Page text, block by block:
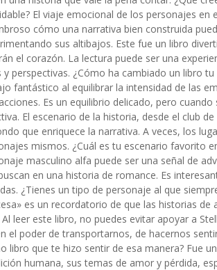
El viaje emocional de los personajes
cómo una narrativa bien construida
sus altibajos. Este fue un libro
el corazón. La lectura puede ser una
y perspectivas. ¿Cómo ha cambiado un libro
fantástico al equilibrar la intensidad de las
Es un equilibrio delicado, pero
El escenario de la historia, desde el club
que enriquece la narrativa. A veces, los
mismos. ¿Cuál es tu escenario favorito
masculino alfa puede ser una señal de
en una historia de romance. Es
¿Tienes un tipo de personaje al que
es un recordatorio de que las historias
Al leer este libro, no puedes evitar apoyar a
el poder de transportarnos, de hacernos
libro que te hizo sentir de esa manera? Fue
humana, sus temas de amor y pérdida,